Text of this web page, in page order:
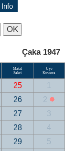
Info
Çaka 1947
Matal
Sakri
Uye
Kuwera
25 1
26 2
27 3
28 4
29 5